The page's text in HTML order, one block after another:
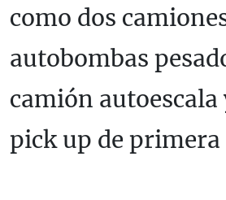
como dos
autobombas
camión
pick up de primera